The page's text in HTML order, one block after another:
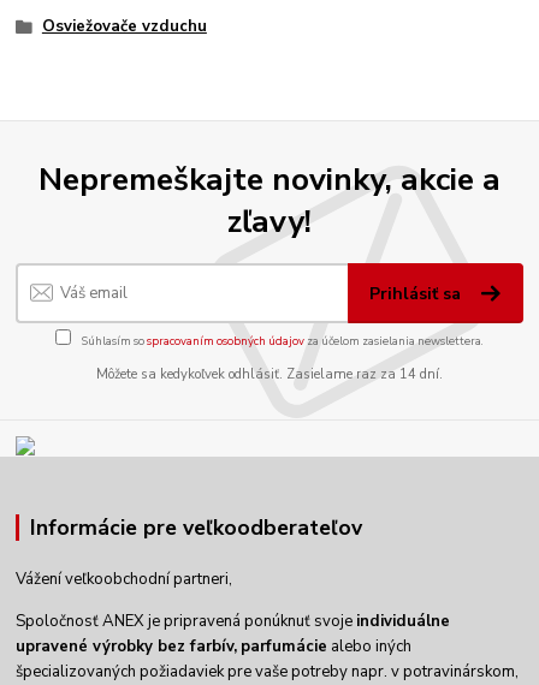
Osviežovače vzduchu
Nepremeškajte novinky, akcie a
zľavy!
Prihlásiť sa
Súhlasím sospracovaním osobných údajov za účelom zasielania newslettera.
Môžete sa kedykoľvek odhlásiť. Zasielame raz za 14 dní.
Informácie pre veľkoodberateľov
Vážení veľkoobchodní partneri,
Spoločnosť ANEX je pripravená ponúknuť svoje individuálne
upravené výrobky bez farbív, parfumácie alebo iných
špecializovaných požiadaviek pre vaše potreby napr. v potravinárskom,